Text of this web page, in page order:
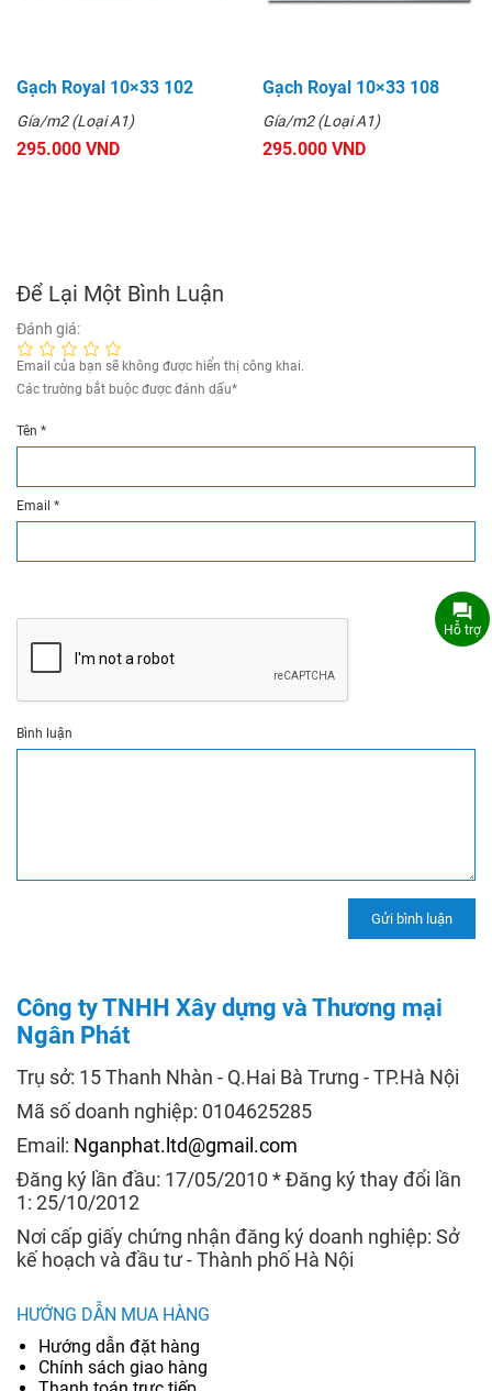
Gạch Royal 10×33 102
Gía/m2 (Loại A1)
295.000 VND
Gạch Royal 10×33 108
Gía/m2 (Loại A1)
295.000 VND
Để Lại Một Bình Luận
Đánh giá:
Email của bạn sẽ không được hiển thị công khai.
Các trường bắt buộc được đánh dấu*
Tên *
Email *
Bình luận
Công ty TNHH Xây dựng và Thương mại
Ngân Phát
Trụ sở: 15 Thanh Nhàn - Q.Hai Bà Trưng - TP.Hà Nội
Mã số doanh nghiệp: 0104625285
Email: Nganphat.ltd@gmail.com
Đăng ký lần đầu: 17/05/2010 * Đăng ký thay đổi lần
1: 25/10/2012
Nơi cấp giấy chứng nhận đăng ký doanh nghiệp: Sở
kế hoạch và đầu tư - Thành phố Hà Nội
HƯỚNG DẪN MUA HÀNG
Hướng dẫn đặt hàng
Chính sách giao hàng
Hỗ trợ